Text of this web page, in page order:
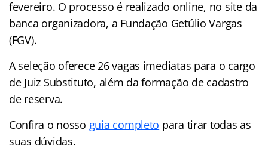
fevereiro. O processo é realizado online, no site da
banca organizadora, a Fundação Getúlio Vargas
(FGV).
A seleção oferece 26 vagas imediatas para o cargo
de Juiz Substituto, além da formação de cadastro
de reserva.
Confira o nosso guia completo para tirar todas as
suas dúvidas.